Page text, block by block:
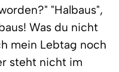
"Halbaus",
Was du nicht
mein Lebtag noch
steht nicht im